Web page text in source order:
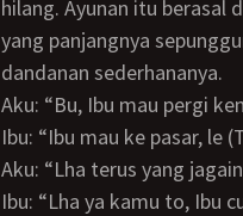
hilang. Ayunan itu berasal
yang panjangnya
dandanan sederhananya.
Aku: “Bu, Ibu mau pergi
Ibu: “Ibu mau ke pasar, le
Aku: “Lha terus yang
Ibu: “Lha ya kamu to, Ibu